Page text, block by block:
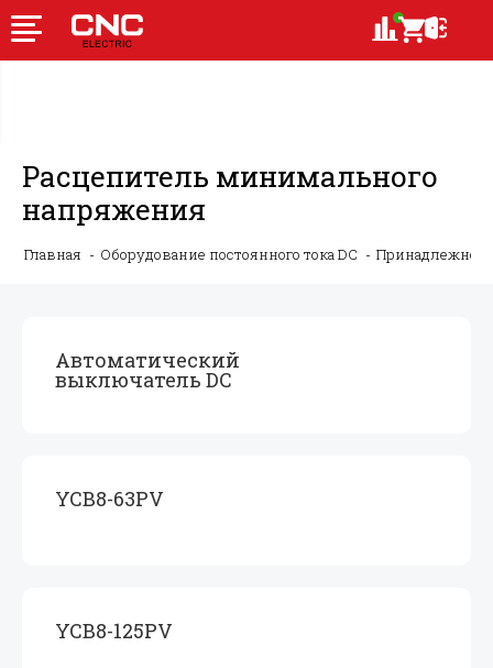
Расцепитель минимального
напряжения
Главная Оборудование постоянного тока DC
Автоматический
выключатель DC
YCB8-63PV
YCB8-125PV